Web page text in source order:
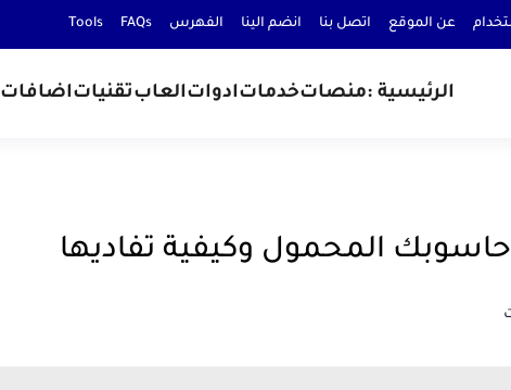
عن الموقع اتصل بنا انضم الينا الفهرس FAQs
Tools
الرئيسية :منصاتخدماتادواتالعابتقنياتاضافات
حاسوبك المحمول وكيفية تفاديها